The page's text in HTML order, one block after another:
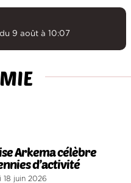
9 août à 10:07
Arkema célèbre
d’activité
18 juin 2026